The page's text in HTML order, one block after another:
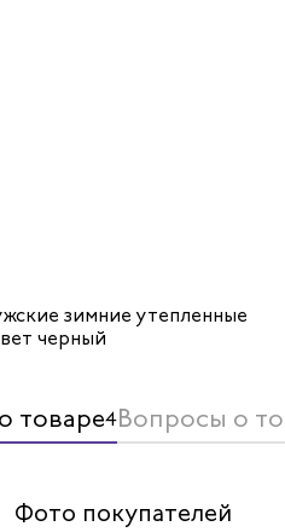
зимние утепленные
черный
товаре4Вопросы о
Фото покупателей